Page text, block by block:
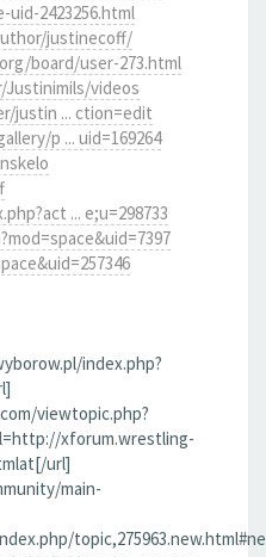
2423256.html
justinecoff/
board/user-273.html
videos
justin ... ction=edit
p ... uid=169264
... e;u=298733
index.php?
viewtopic.php?
xforum.wrestling-
url]
main-